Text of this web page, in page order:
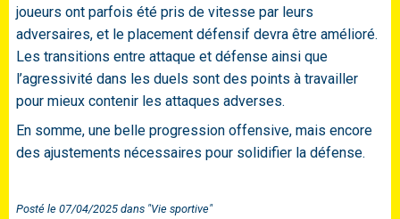
joueurs ont parfois été pris de vitesse par leurs
adversaires, et le placement défensif devra être amélioré.
Les transitions entre attaque et défense ainsi que
l’agressivité dans les duels sont des points à travailler
pour mieux contenir les attaques adverses.
En somme, une belle progression offensive, mais encore
des ajustements nécessaires pour solidifier la défense.
Posté le 07/04/2025 dans "Vie sportive"